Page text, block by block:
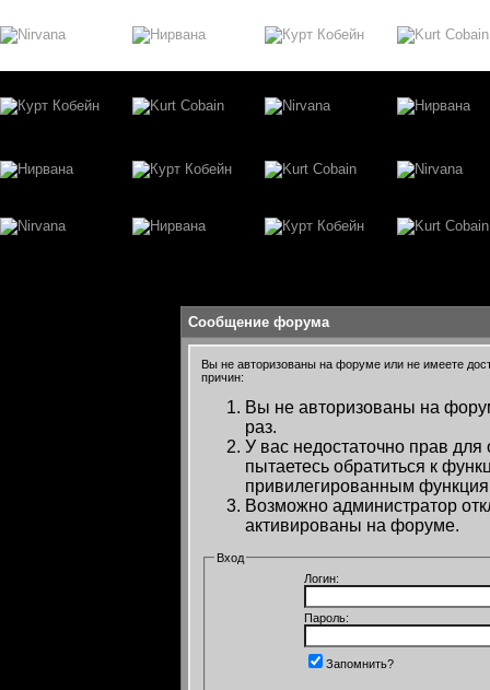
Сообщение форума
Вы не авторизованы на форуме или не имеете
причин:
Вы не авторизованы на
раз.
У вас недостаточно прав
пытаетесь обратиться к
привилегированным
Возможно администратор
активированы на форуме.
Вход
Логин:
Пароль:
Запомнить?